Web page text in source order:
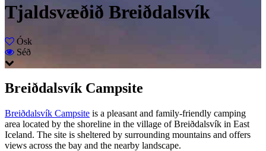
Tjaldsvæðið Breiðdalsvík
Ósk
Séð
Breiðdalsvík Campsite
Breiðdalsvík Campsite is a pleasant and family-friendly camping
area located by the shoreline in the village of Breiðdalsvík in East
Iceland. The site is sheltered by surrounding mountains and offers
views across the bay and the nearby landscape.